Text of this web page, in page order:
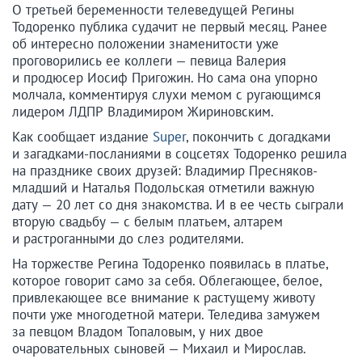
О третьей беременности телеведущей Регины
Тодоренко публика судачит не первый месяц. Ранее
об интересно положении знаменитости уже
проговорились ее коллеги — певица Валерия
и продюсер Иосиф Пригожин. Но сама она упорно
молчала, комментируя слухи мемом с ругающимся
лидером ЛДПР Владимиром Жириновским.
Как сообщает издание Super, покончить с догадками
и загадками-посланиями в соцсетях Тодоренко решила
на празднике своих друзей: Владимир Пресняков-
младший и Наталья Подольская отметили важную
дату — 20 лет со дня знакомства. И в ее честь сыграли
вторую свадьбу — с белым платьем, алтарем
и растроганными до слез родителями.
На торжестве Регина Тодоренко появилась в платье,
которое говорит само за себя. Облегающее, белое,
привлекающее все внимание к растущему животу
почти уже многодетной матери. Теледива замужем
за певцом Владом Топаловым, у них двое
очаровательных сыновей — Михаил и Мирослав.